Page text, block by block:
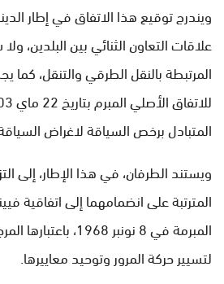
ويندرج توقيع هذا الاتفاق في إطار
علاقات التعاون الثنائي بين البلدين،
المرتبطة بالنقل الطرقي والتنقل، كما
المتبادل برخص السياقة لاغراض
ويستند الطرفان، في هذا الإطار، إلى
المترتبة على انضمامهما إلى اتفاقية
المبرمة في 8 نونبر
لتسيير حركة المرور وتوحيد معاييرها.